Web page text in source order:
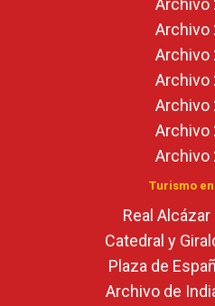
Archivo
Archivo
Archivo
Archivo
Archivo
Archivo
Archivo
Turismo
Real
Catedral y
Plaza de
Archivo de